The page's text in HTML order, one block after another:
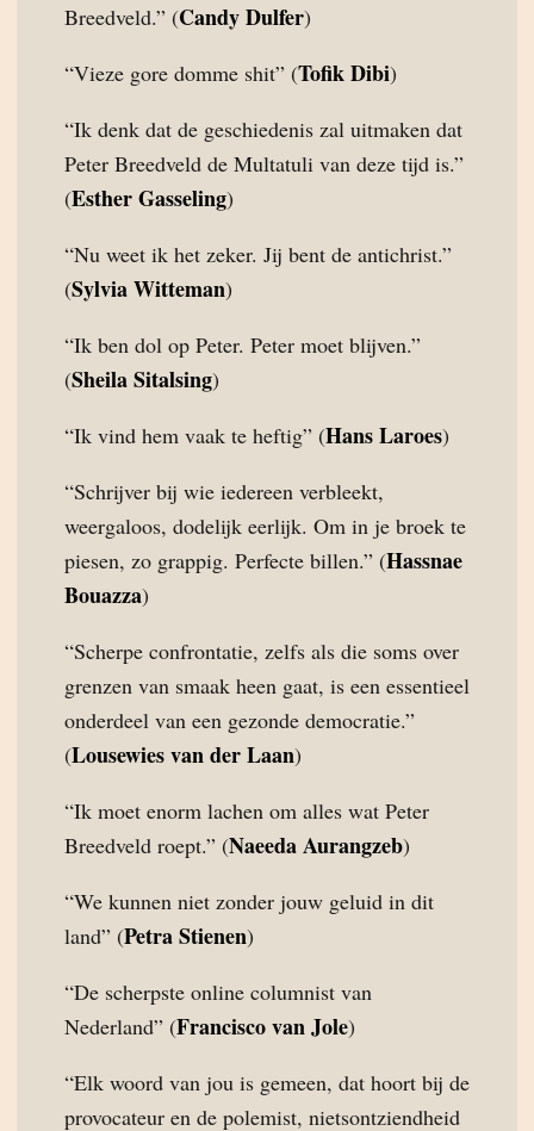
Breedveld.” (Candy Dulfer)
“Vieze gore domme shit” (Tofik Dibi)
“Ik denk dat de geschiedenis zal uitmaken dat
Peter Breedveld de Multatuli van deze tijd is.”
(Esther Gasseling)
“Nu weet ik het zeker. Jij bent de antichrist.”
(Sylvia Witteman)
“Ik ben dol op Peter. Peter moet blijven.”
(Sheila Sitalsing)
“Ik vind hem vaak te heftig” (Hans Laroes)
“Schrijver bij wie iedereen verbleekt,
weergaloos, dodelijk eerlijk. Om in je broek te
piesen, zo grappig. Perfecte billen.” (Hassnae
Bouazza)
“Scherpe confrontatie, zelfs als die soms over
grenzen van smaak heen gaat, is een essentieel
onderdeel van een gezonde democratie.”
(Lousewies van der Laan)
“Ik moet enorm lachen om alles wat Peter
Breedveld roept.” (Naeeda Aurangzeb)
“We kunnen niet zonder jouw geluid in dit
land” (Petra Stienen)
“De scherpste online columnist van
Nederland” (Francisco van Jole)
“Elk woord van jou is gemeen, dat hoort bij de
provocateur en de polemist, nietsontziendheid